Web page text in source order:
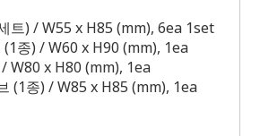
트) / W55 x H85 (mm), 6ea 1set
(1종) / W60 x H90 (mm), 1ea
W80 x H80 (mm), 1ea
(1종) / W85 x H85 (mm), 1ea